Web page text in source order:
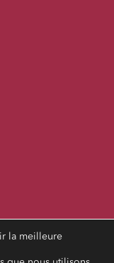
la meilleure